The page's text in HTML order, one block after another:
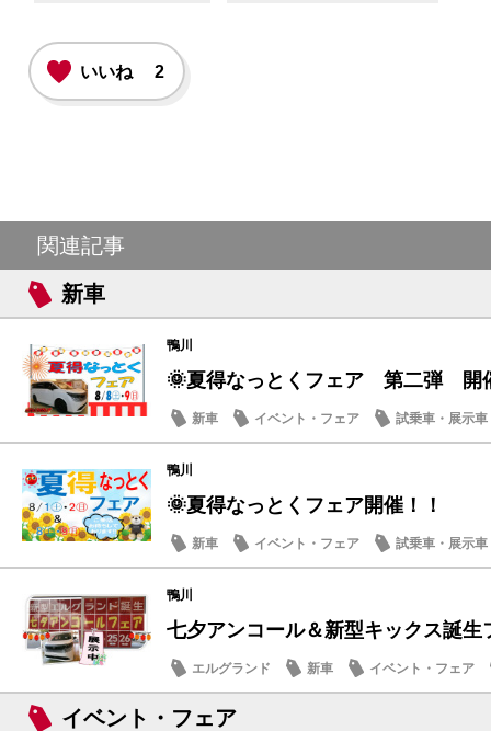
いいね 2
関連記事
新車
鴨川
🌞夏得なっとくフェア 第二弾 開
新車 イベント・フェア
試乗車・展示車
営業日・店休日
鴨川
🌞夏得なっとくフェア開催！！
新車 イベント・フェア 試乗車・展示車
鴨川
七夕アンコール＆新型キックス誕
エルグランド 新車
イベント・フェア
メンテナンス商品
イベント・フェア